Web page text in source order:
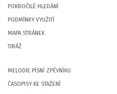
POKROČILÉ HLEDÁNÍ
PODMÍNKY VYUŽITÍ
MAPA STRÁNEK
TIRÁŽ
MELODIE PÍSNÍ ZPĚVNÍKU
ČASOPISY KE STAŽENÍ